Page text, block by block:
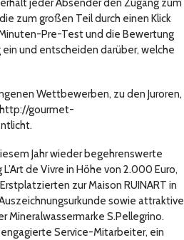
jeder Absender den Zugang zum
zum großen Teil durch einen Klick
Pre-Test und die Bewertung
und entscheiden darüber, welche
Wettbewerben, zu den Juroren,
gourmet-
Jahr wieder begehrenswerte
de Vivre in Höhe von 2.000 Euro,
zur Maison RUINART in
sowie attraktive
Mineralwassermarke S.Pellegrino.
Service-Mitarbeiter, ein